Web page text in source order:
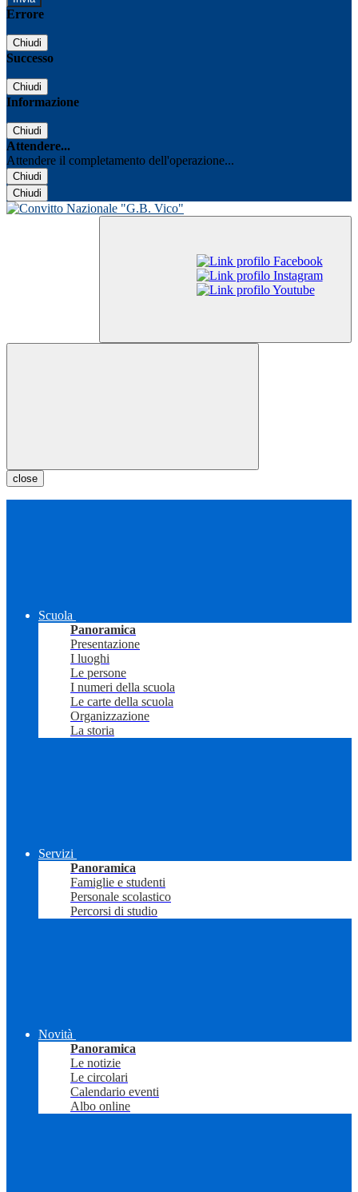
Errore
Chiudi
Successo
Chiudi
Informazione
Chiudi
Attendere...
Attendere il completamento dell'operazione...
Chiudi
Chiudi
close
Scuola
Panoramica
Presentazione
I luoghi
Le persone
I numeri della scuola
Le carte della scuola
Organizzazione
La storia
Servizi
Panoramica
Famiglie e studenti
Personale scolastico
Percorsi di studio
Novità
Panoramica
Le notizie
Le circolari
Calendario eventi
Albo online